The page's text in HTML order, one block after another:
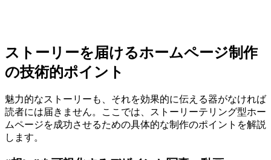
ストーリーを届けるホームページ制作
の技術的ポイント
魅力的なストーリーも、それを効果的に伝える器がなければ
読者には届きません。ここでは、ストーリーテリング型ホー
ムページを成功させるための具体的な制作のポイントを解説
します。